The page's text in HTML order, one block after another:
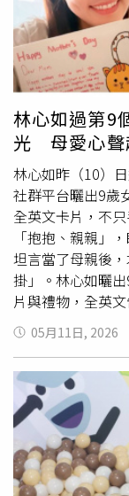
或牛仔褲，也能
汽車百貨打造全
擲遠」與「五人
新市國小足球隊
全場，正式比賽
綠茶甚至因太過
所有人！除了球
「輪胎競技場」
胎陣中高速穿梭
本是光速過關！
頻失誤，綠茶賽
比一次！」可惜
回家，成為本集
林心如過第9
光 母愛心聲
林心如昨（10）
社群平台曬出9歲
全英文卡片，不
「抱抱、親親」
坦言當了母親後
掛」。林心如曬
片與禮物，全英
Ruby林心如）林
兩週前就已經迫
住，直到母親節
海豚精心準備的
外，還有一張設
「MOM」字樣，
最甜美的媽媽，
愛的人，也是全
05月11日, 2026